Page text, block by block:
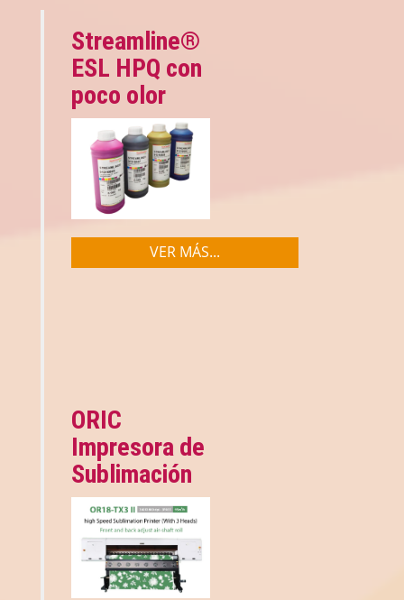
Streamline®
ESL HPQ con
poco olor
VER MÁS...
ORIC
Impresora de
Sublimación